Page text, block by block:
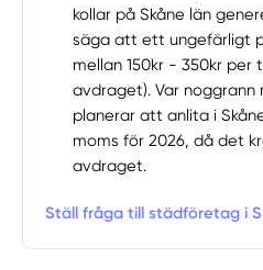
kollar på Skåne län
säga att ett ungefärligt
mellan 150kr - 350kr per
avdraget). Var
planerar att anlita i
moms för 2026, då det
avdraget.
Ställ fråga till städföretag i